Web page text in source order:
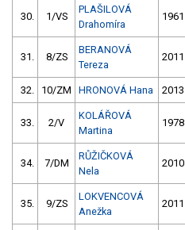
30. 1/VS
PLAŠILOVÁ
Drahomíra
1961
31. 8/ZS
BERANOVÁ
Tereza
2011
32. 10/ZM HRONOVÁ Hana 2013
33. 2/V
KOLÁŘOVÁ
Martina
1978
34. 7/DM
RŮŽIČKOVÁ
Nela
2010
35. 9/ZS
LOKVENCOVÁ
Anežka
2011